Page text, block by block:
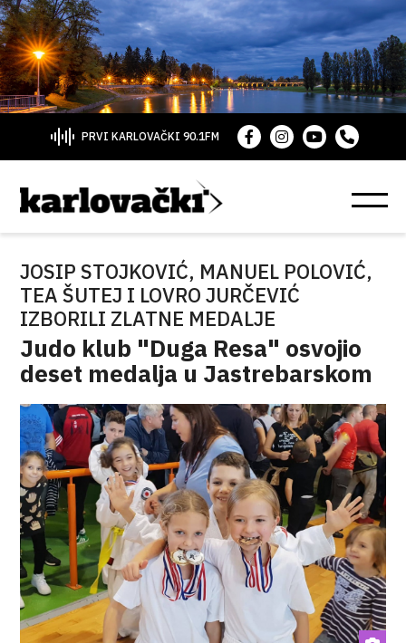
PRVI KARLOVAČKI 90.1FM
JOSIP STOJKOVIĆ, MANUEL POLOVIĆ,
TEA ŠUTEJ I LOVRO JURČEVIĆ
IZBORILI ZLATNE MEDALJE
Judo klub "Duga Resa" osvojio
deset medalja u Jastrebarskom